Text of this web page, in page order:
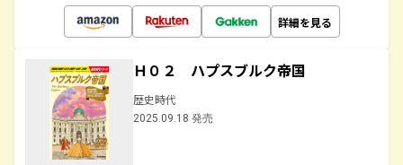
詳細を見る
Ｈ０２ ハプスブルク帝国
歴史時代
2025.09.18 発売